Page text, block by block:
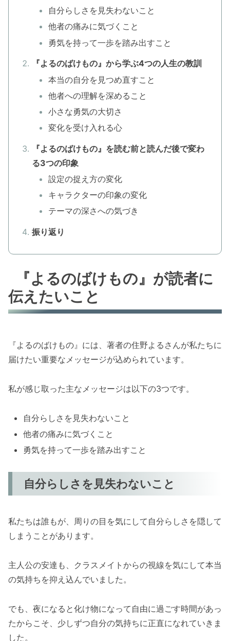
自分らしさを見失わないこと
他者の痛みに気づくこと
勇気を持って一歩を踏み出すこと
『よるのばけもの』から学ぶ4つの人生の教訓
本当の自分を見つめ直すこと
他者への理解を深めること
小さな勇気の大切さ
変化を受け入れる心
『よるのばけもの』を読む前と読んだ後で変わ
る3つの印象
設定の捉え方の変化
キャラクターの印象の変化
テーマの深さへの気づき
振り返り
『よるのばけもの』が読者に
伝えたいこと
『よるのばけもの』には、著者の住野よるさんが私たちに
届けたい重要なメッセージが込められています。
私が感じ取った主なメッセージは以下の3つです。
自分らしさを見失わないこと
他者の痛みに気づくこと
勇気を持って一歩を踏み出すこと
自分らしさを見失わないこと
私たちは誰もが、周りの目を気にして自分らしさを隠して
しまうことがあります。
主人公の安達も、クラスメイトからの視線を気にして本当
の気持ちを抑え込んでいました。
でも、夜になると化け物になって自由に過ごす時間があっ
たからこそ、少しずつ自分の気持ちに正直になれていきま
した。